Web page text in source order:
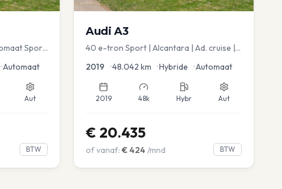
Sport
•Automaat
Aut
BTW
Audi A3
40 e-tron Sport | Alcantara | Ad. cruise |
2019 •48.042 km •Hybride •Automaat
2019 48k Hybr Aut
€ 20.435
of vanaf: € 424 /mnd BTW